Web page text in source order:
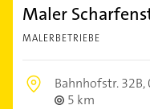
Maler
MALERBETRIEBE
Bahnhofstr. 32B,
5 km